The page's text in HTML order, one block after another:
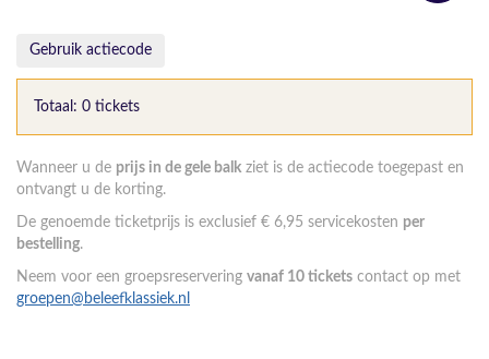
Gebruik actiecode
Totaal: 0 tickets
Wanneer u de prijs in de gele balk ziet is de actiecode toegepast en
ontvangt u de korting.
De genoemde ticketprijs is exclusief € 6,95 servicekosten per
bestelling.
Neem voor een groepsreservering vanaf 10 tickets contact op met
groepen@beleefklassiek.nl